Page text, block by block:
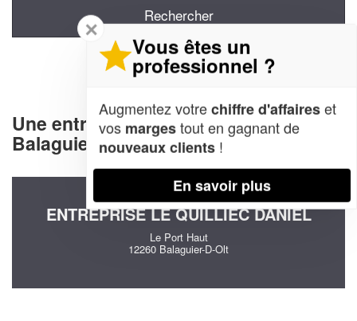
Une entreprise decommunication à
Balaguier-D-Olt (12260)
ENTREPRISE LE QUILLIEC DANIEL
Le Port Haut
12260 Balaguier-D-Olt
✕
Vous êtes un
professionnel ?
Augmentez votrechiffre d'affaireset
vos margestout en gagnant de
nouveaux clients !
En savoir plus